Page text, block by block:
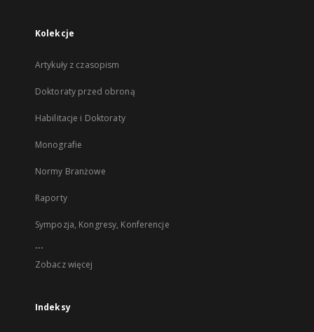
Kolekcje
Artykuły z czasopism
Doktoraty przed obroną
Habilitacje i Doktoraty
Monografie
Normy Branżowe
Raporty
Sympozja, Kongresy, Konferencje
...
Zobacz więcej
Indeksy